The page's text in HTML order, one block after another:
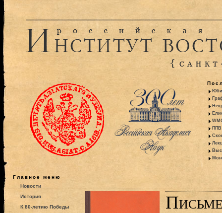
ППВ
Главное меню
Новости
История
К 80-летию Победы